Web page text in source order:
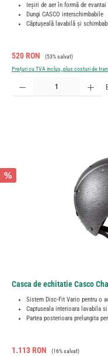
Ieșiri de aer în formă de
Dungi CASCO interschimbabile
Căptușeală lavabilă și
Preț de vânzare:
520 RON Preț obișnuit:
(53% salvat)
Prețuri cu TVA inclus, plus costuri de
Cantitate produs: Introduceți
%
Casca de echitatie Casco
Sistem Disc-Fit Vario pentru o
Captuseala interioara lavabila
Partea posterioara prelungita
Preț de vânzare:
1.113 RON Preț obișnuit:
(16% salvat)